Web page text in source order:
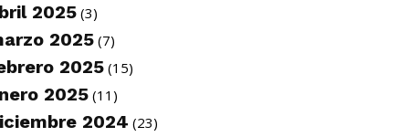
2025(3)
2025 (7)
2025(15)
2025 (11)
2024 (23)